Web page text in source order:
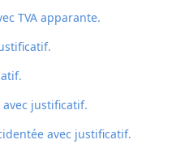
TVA apparante.
avec justificatif.
avec justificatif.